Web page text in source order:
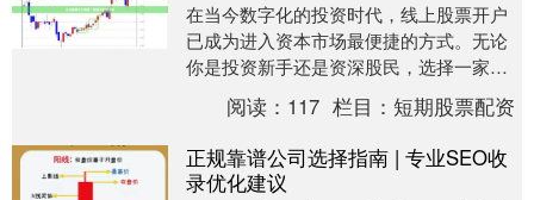
在当今数字化的投资时代，线上股票开户
已成为进入资本市场最便捷的方式。无论
你是投资新手还是资深股民，选择一家佣
金低、开户快的券商2025年手机炒股
APP，都能为你....
阅读： 117 栏目：短期股票配资
正规靠谱公司选择指南 | 专业SEO收
录优化建议